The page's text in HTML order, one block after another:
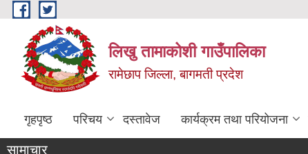
Skip to main content
लिखु तामाकोशी गाउँपालिका
रामेछाप जिल्ला, बागमती प्रदेश
गृहपृष्ठ परिचय दस्तावेज कार्यक्रम तथा परियोजना
सामाचार